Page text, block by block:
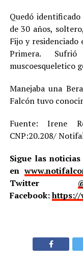
Quedó
de 30 años,
Fijo y
Primera.
muscoesqueletico
Manejaba una
Falcón tuvo
Fuente: Irene
CNP:20.208/
Sigue las
en
Twitter
Facebook:https://